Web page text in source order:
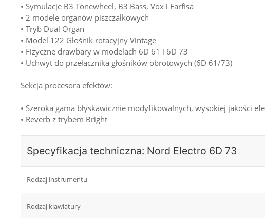
• Symulacje B3 Tonewheel, B3 Bass, Vox i Farfisa
• 2 modele organów piszczałkowych
• Tryb Dual Organ
• Model 122 Głośnik rotacyjny Vintage
• Fizyczne drawbary w modelach 6D 61 i 6D 73
• Uchwyt do przełącznika głośników obrotowych (6D 61/73)
Sekcja procesora efektów:
• Szeroka gama błyskawicznie modyfikowalnych, wysokiej jakości
• Reverb z trybem Bright
Specyfikacja techniczna: Nord Electro 6D 73
Rodzaj instrumentu
Rodzaj klawiatury